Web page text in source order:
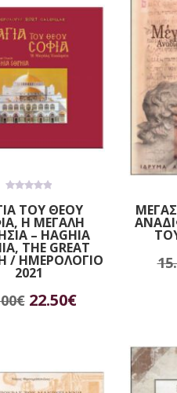
out
of
5
ΤΟΥ ΘΕΟΥ
Η ΜΕΓΑΛΗ
– HAGHIA
THE GREAT
/ ΗΜΕΡΟΛΟΓΙΟ
2021
€ Original
25.00€.
22.50€Η
είναι:
περισσότερα